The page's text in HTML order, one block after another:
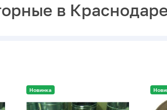
в
Новинка